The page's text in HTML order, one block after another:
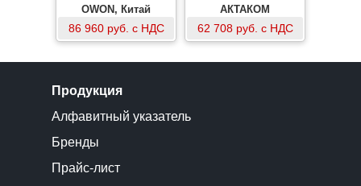
OWON, Китай
86 960 руб. с НДС
АКТАКОМ
62 708 руб. с НДС
Продукция
Алфавитный указатель
Бренды
Прайс-лист